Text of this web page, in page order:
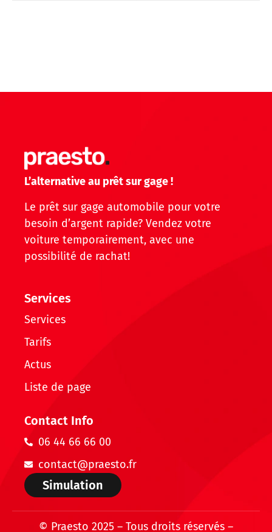
L’alternative au prêt sur gage !
Le prêt sur gage automobile pour votre
besoin d’argent rapide? Vendez votre
voiture temporairement, avec une
possibilité de rachat!
Services
Services
Tarifs
Actus
Liste de page
Contact Info
06 44 66 66 00
contact@praesto.fr
Simulation
© Praesto 2025 – Tous droits réservés –